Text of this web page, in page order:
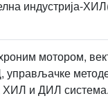
индустрија-
мотором,
ХИЛ и ДИЛ система.